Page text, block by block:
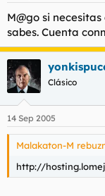
M@go si
sabes. Cuenta
Clásico
14 Sep 2005
Malakaton-M
http://